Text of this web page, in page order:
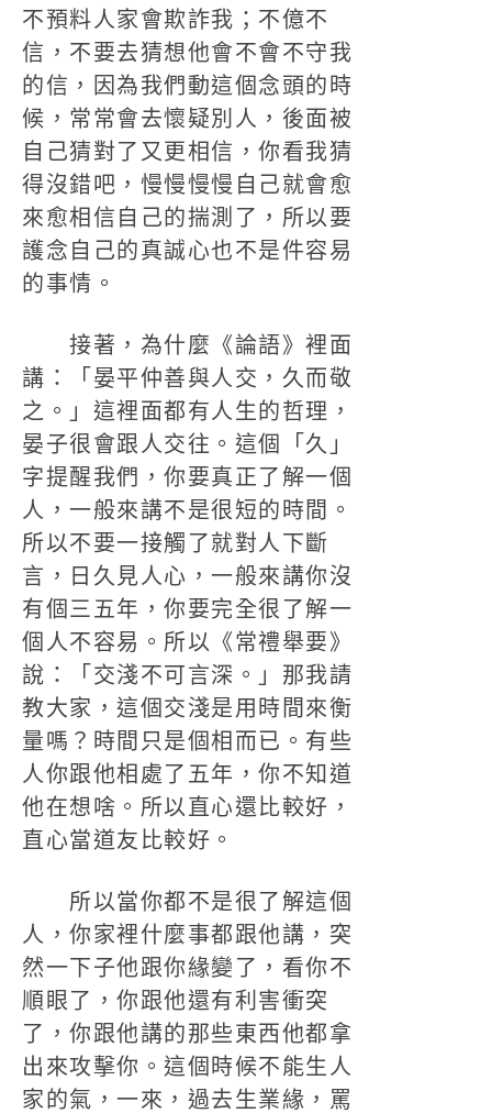
不預料人家會欺詐我；不億不
信，不要去猜想他會不會不守我
的信，因為我們動這個念頭的時
候，常常會去懷疑別人，後面被
自己猜對了又更相信，你看我猜
得沒錯吧，慢慢慢慢自己就會愈
來愈相信自己的揣測了，所以要
護念自己的真誠心也不是件容易
的事情。
接著，為什麼《論語》裡面
講：「晏平仲善與人交，久而敬
之。」這裡面都有人生的哲理，
晏子很會跟人交往。這個「久」
字提醒我們，你要真正了解一個
人，一般來講不是很短的時間。
所以不要一接觸了就對人下斷
言，日久見人心，一般來講你沒
有個三五年，你要完全很了解一
個人不容易。所以《常禮舉要》
說：「交淺不可言深。」那我請
教大家，這個交淺是用時間來衡
量嗎？時間只是個相而已。有些
人你跟他相處了五年，你不知道
他在想啥。所以直心還比較好，
直心當道友比較好。
所以當你都不是很了解這個
人，你家裡什麼事都跟他講，突
然一下子他跟你緣變了，看你不
順眼了，你跟他還有利害衝突
了，你跟他講的那些東西他都拿
出來攻擊你。這個時候不能生人
家的氣，一來，過去生業緣，罵